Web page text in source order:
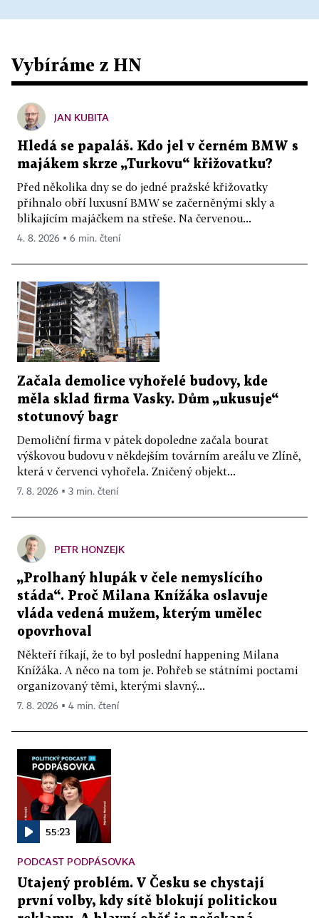
Vybíráme z HN
JAN KUBITA
Hledá se papaláš. Kdo jel v černém BMW s
majákem skrze „Turkovu“ křižovatku?
Před několika dny se do jedné pražské křižovatky
přihnalo obří luxusní BMW se začerněnými skly a
blikajícím majáčkem na střeše. Na červenou...
4. 8. 2026 ▪ 6 min. čtení
Začala demolice vyhořelé budovy, kde
měla sklad firma Vasky. Dům „ukusuje“
stotunový bagr
Demoliční firma v pátek dopoledne začala bourat
výškovou budovu v někdejším továrním areálu ve Zlíně,
která v červenci vyhořela. Zničený objekt...
7. 8. 2026 ▪ 3 min. čtení
PETR HONZEJK
„Prolhaný hlupák v čele nemyslícího
stáda“. Proč Milana Knížáka oslavuje
vláda vedená mužem, kterým umělec
opovrhoval
Někteří říkají, že to byl poslední happening Milana
Knížáka. A něco na tom je. Pohřeb se státními poctami
organizovaný těmi, kterými slavný...
7. 8. 2026 ▪ 4 min. čtení
55:23
PODCAST PODPÁSOVKA
Utajený problém. V Česku se chystají
první volby, kdy sítě blokují politickou